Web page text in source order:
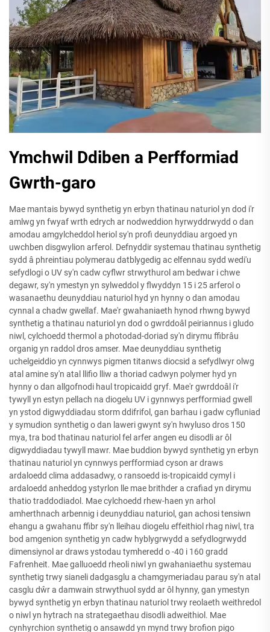
Ymchwil Ddiben a Perfformiad
Gwrth-garo
Mae mantais bywyd synthetig yn erbyn thatinau naturiol yn dod i'r
amlwg yn fwyaf wrth edrych ar nodweddion hyrwyddrwydd o dan
amodau amgylcheddol heriol sy'n profi deunyddiau argoed yn
uwchben disgwylion arferol. Defnyddir systemau thatinau synthetig
sydd â phreintiau polymerau datblygedig ac elfennau sydd wedi'u
sefydlogi o UV sy'n cadw cyflwr strwythurol am bedwar i chwe
degawr, sy'n ymestyn yn sylweddol y flwyddyn 15 i 25 arferol o
wasanaethu deunyddiau naturiol hyd yn hynny o dan amodau
cynnal a chadw gwellaf. Mae'r gwahaniaeth hynod rhwng bywyd
synthetig a thatinau naturiol yn dod o gwrddoâl peiriannus i gludo
niwl, cylchoedd thermol a photodad-doriad sy'n dirymu ffibrâu
organig yn raddol dros amser. Mae deunyddiau synthetig
uchelgeiddio yn cynnwys pigmen titanws diocsid a sefydlwyr olwg
atal amine sy'n atal llifio lliw a thoriad cadwyn polymer hyd yn
hynny o dan allgofnodi haul tropicaidd gryf. Mae'r gwrddoâl i'r
tywyll yn estyn pellach na diogelu UV i gynnwys perfformiad gwell
yn ystod digwyddiadau storm ddifrifol, gan barhau i gadw cyfluniad
y symudion synthetig o dan laweri gwynt sy'n hwyluso dros 150
mya, tra bod thatinau naturiol fel arfer angen eu disodli ar ôl
digwyddiadau tywyll mawr. Mae buddion bywyd synthetig yn erbyn
thatinau naturiol yn cynnwys perfformiad cyson ar draws
ardaloedd clima addasadwy, o ransoedd is-tropicaidd cymyl i
ardaloedd anheddog ystyrlon lle mae brithder a crafiad yn dirymu
thatio traddodiadol. Mae cylchoedd rhew-haen yn arhol
amherthnach arbennig i deunyddiau naturiol, gan achosi tensiwn
ehangu a gwahanu ffibr sy'n lleihau diogelu effeithiol rhag niwl, tra
bod amgenion synthetig yn cadw hyblygrwydd a sefydlogrwydd
dimensiynol ar draws ystodau tymheredd o -40 i 160 gradd
Fafrenheit. Mae galluoedd rheoli niwl yn gwahaniaethu systemau
synthetig trwy sianeli dadgasglu a chamgymeriadau parau sy'n atal
casglu dŵr a damwain strwythuol sydd ar ôl hynny, gan ymestyn
bywyd synthetig yn erbyn thatinau naturiol trwy reolaeth weithredol
o niwl yn hytrach na strategaethau disodli adweithiol. Mae
cynhyrchion synthetig o ansawdd yn mynd trwy brofion pigo